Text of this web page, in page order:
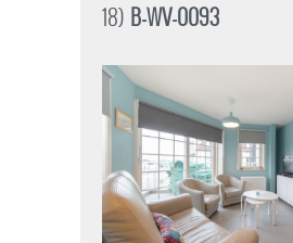
18) B-WV-0093